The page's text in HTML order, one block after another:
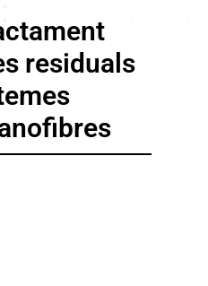
residuals